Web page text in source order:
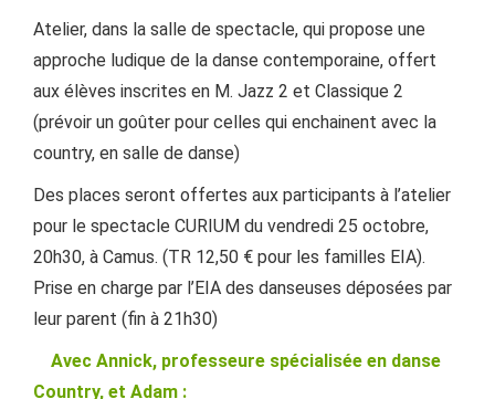
Atelier, dans la salle de spectacle, qui propose une
approche ludique de la danse contemporaine, offert
aux élèves inscrites en M. Jazz 2 et Classique 2
(prévoir un goûter pour celles qui enchainent avec la
country, en salle de danse)
Des places seront offertes aux participants à l’atelier
pour le spectacle CURIUM du vendredi 25 octobre,
20h30, à Camus. (TR 12,50 € pour les familles EIA).
Prise en charge par l’EIA des danseuses déposées par
leur parent (fin à 21h30)
Avec Annick, professeure spécialisée en danse
Country, et Adam :